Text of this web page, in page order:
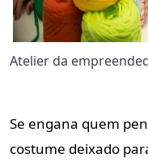
Atelier da
Se engana quem
costume deixado